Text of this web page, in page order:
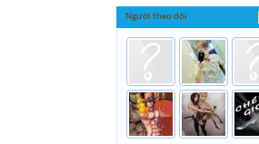
Người theo dõi